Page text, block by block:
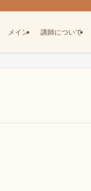
メイン 講師について